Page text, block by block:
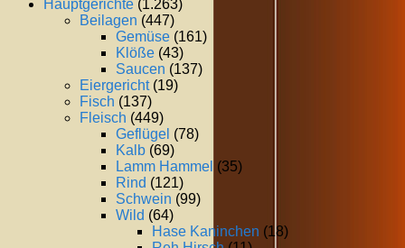
Hauptgerichte (1.263)
Beilagen (447)
Gemüse (161)
Klöße (43)
Saucen (137)
Eiergericht(19)
Fisch (137)
Fleisch (449)
Geflügel (78)
Kalb (69)
Lamm Hammel (35)
Rind (121)
Schwein (99)
Wild (64)
Hase Kaninchen (18)